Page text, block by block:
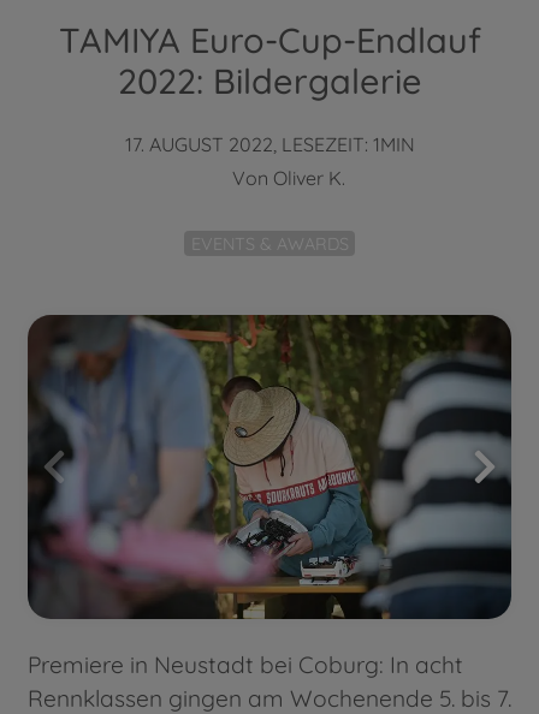
TAMIYA Euro-Cup-Endlauf
2022: Bildergalerie
17. AUGUST 2022, LESEZEIT: 1MIN
Von Oliver K.
EVENTS & AWARDS
Premiere in Neustadt bei Coburg: In acht
Rennklassen gingen am Wochenende 5. bis 7.